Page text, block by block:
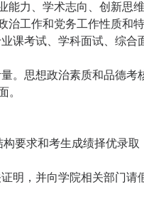
力、学术志向、创新思维
治工作和党务工作性质和
课考试、学科面试、综合
。思想政治素质和品德考
。
要求和考生成绩择优录
明，并向学院相关部门请